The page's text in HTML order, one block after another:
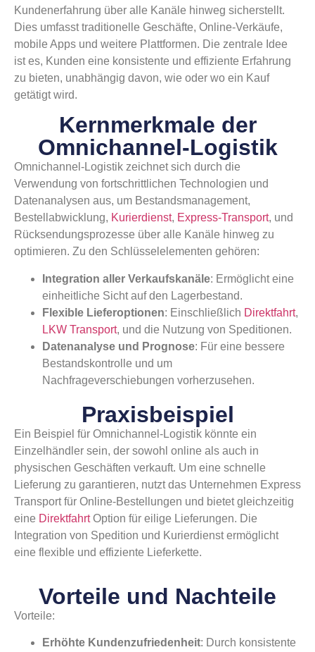
Kundenerfahrung über alle Kanäle hinweg sicherstellt.
Dies umfasst traditionelle Geschäfte, Online-Verkäufe,
mobile Apps und weitere Plattformen. Die zentrale Idee
ist es, Kunden eine konsistente und effiziente Erfahrung
zu bieten, unabhängig davon, wie oder wo ein Kauf
getätigt wird.
Kernmerkmale der
Omnichannel-Logistik
Omnichannel-Logistik zeichnet sich durch die
Verwendung von fortschrittlichen Technologien und
Datenanalysen aus, um Bestandsmanagement,
Bestellabwicklung, Kurierdienst, Express-Transport, und
Rücksendungsprozesse über alle Kanäle hinweg zu
optimieren. Zu den Schlüsselelementen gehören:
Integration aller Verkaufskanäle: Ermöglicht eine
einheitliche Sicht auf den Lagerbestand.
Flexible Lieferoptionen: Einschließlich Direktfahrt,
LKW Transport, und die Nutzung von Speditionen.
Datenanalyse und Prognose: Für eine bessere
Bestandskontrolle und um
Nachfrageverschiebungen vorherzusehen.
Praxisbeispiel
Ein Beispiel für Omnichannel-Logistik könnte ein
Einzelhändler sein, der sowohl online als auch in
physischen Geschäften verkauft. Um eine schnelle
Lieferung zu garantieren, nutzt das Unternehmen Express
Transport für Online-Bestellungen und bietet gleichzeitig
eine DirektfahrtOption für eilige Lieferungen. Die
Integration von Spedition und Kurierdienst ermöglicht
eine flexible und effiziente Lieferkette.
Vorteile und Nachteile
Vorteile:
Erhöhte Kundenzufriedenheit: Durch konsistente